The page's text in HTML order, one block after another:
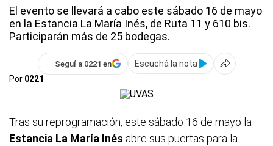
El evento se llevará a cabo este sábado 16 de mayo
en la Estancia La María Inés, de Ruta 11 y 610 bis.
Participarán más de 25 bodegas.
Seguí a 0221 en
Escuchá la nota
Por 0221
Tras su reprogramación, este sábado 16 de mayo la
Estancia La María Inés abre sus puertas para la